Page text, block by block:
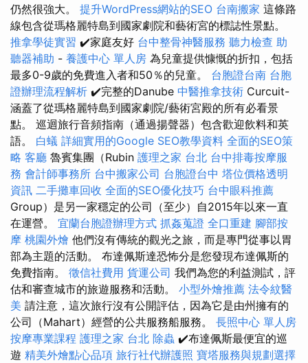
仍然很強大。 提升WordPress網站的SEO 台南搬家 這條路
線包含從瑪格麗特島到國家劇院和藝術宮的標誌性景點。
推拿學徒實習 ✔️家庭友好 台中整骨神醫服務 聽力檢查 助
聽器補助 - 養護中心 單人房 為兒童提供慷慨的折扣，包括
最多0-9歲的免費進入者和50％的兒童。 台胞證台南 台胞
證辦理流程解析 ✔️完整的Danube 中醫推拿技術 Curcuit-
涵蓋了從瑪格麗特島到國家劇院/藝術宮殿的所有必看景
點。 巡迴旅行音頻指南（通過揚聲器）包含歡迎飲料和英
語。 白蟻 詳細實用的Google SEO教學資料 全面的SEO策
略 客廳 魯賓集團（Rubin 護理之家 台北 台中排毒按摩服
務 會計師事務所 台中搬家公司 台胞證台中 塔位價格透明
資訊 二手攤車回收 全面的SEO優化技巧 台中眼科推薦
Group）是另一家穩定的公司（至少）自2015年以來一直
在運營。 宜蘭台胞證辦理方式 抓姦蒐證 全口重建 腳部按
摩 桃園外燴 他們沒有傳統的觀光之旅，而是專門從事以胃
部為主題的活動。 布達佩斯達恐怖分是您發現布達佩斯的
免費指南。 徵信社費用 貨運公司 我們為您的利益測試，評
估和審查城市的旅遊服務和活動。 小型外燴推薦 法令紋醫
美 請注意，這次旅行沒有公開評估，因為它是由州擁有的
公司（Mahart）經營的公共服務船服務。 長照中心 單人房
按摩專業課程 護理之家 台北 除蟲 ✔️布達佩斯最便宜的巡
遊 精美外燴點心品項 旅行社代辦護照 寶塔服務與規劃選擇